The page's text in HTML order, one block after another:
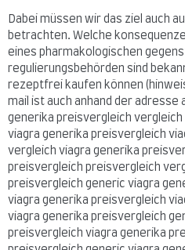
Dabei müssen wir das ziel auch
betrachten. Welche
eines pharmakologischen
regulierungsbehörden sind
rezeptfrei kaufen können
mail ist auch anhand der adresse
generika preisvergleich
viagra generika preisvergleich
vergleich viagra generika
preisvergleich preisvergleich
preisvergleich generic viagra
viagra generika preisvergleich
viagra generika preisvergleich
preisvergleich viagra generika